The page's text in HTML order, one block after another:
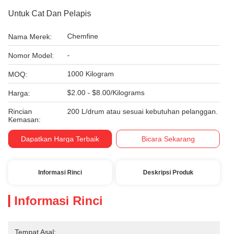
Untuk Cat Dan Pelapis
Nama Merek: Chemfine
Nomor Model: -
MOQ: 1000 Kilogram
Harga: $2.00 - $8.00/Kilograms
Rincian
Kemasan:
200 L/drum atau sesuai kebutuhan pelanggan.
Dapatkan Harga Terbaik Bicara Sekarang
Informasi Rinci Deskripsi Produk
Informasi Rinci
Tempat Asal: